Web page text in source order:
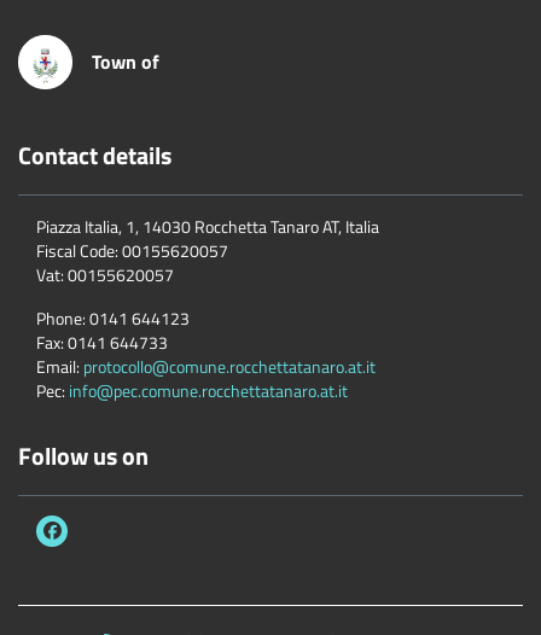
Town of
Contact details
Piazza Italia, 1, 14030 Rocchetta Tanaro AT, Italia
Fiscal Code:00155620057
Vat:00155620057
Phone:0141 644123
Fax:0141 644733
Email: protocollo@comune.rocchettatanaro.at.it
Pec: info@pec.comune.rocchettatanaro.at.it
Follow us on